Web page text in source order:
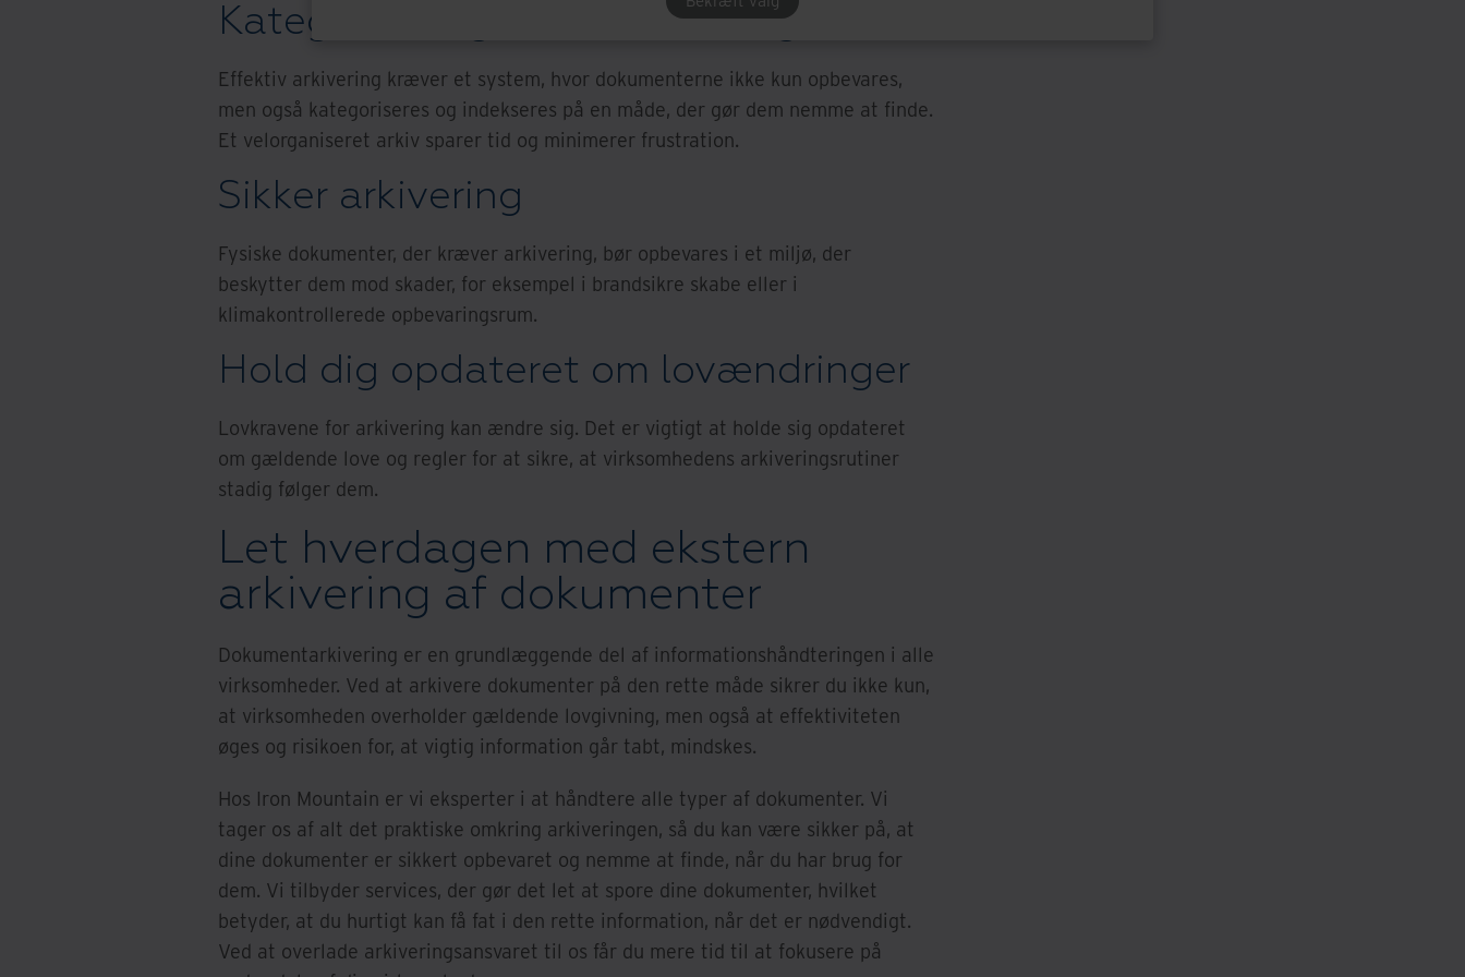
Kategorisering och indeksering
Effektiv arkivering kræver et system, hvor dokumenterne ikke kun opbevares,
men også kategoriseres og indekseres på en måde, der gør dem nemme at finde.
Et velorganiseret arkiv sparer tid og minimerer frustration.
Sikker arkivering
Fysiske dokumenter, der kræver arkivering, bør opbevares i et miljø, der
beskytter dem mod skader, for eksempel i brandsikre skabe eller i
klimakontrollerede opbevaringsrum.
Hold dig opdateret om lovændringer
Lovkravene for arkivering kan ændre sig. Det er vigtigt at holde sig opdateret
om gældende love og regler for at sikre, at virksomhedens arkiveringsrutiner
stadig følger dem.
Let hverdagen med ekstern
arkivering af dokumenter
Dokumentarkivering er en grundlæggende del af informationshåndteringen i alle
virksomheder. Ved at arkivere dokumenter på den rette måde sikrer du ikke kun,
at virksomheden overholder gældende lovgivning, men også at effektiviteten
øges og risikoen for, at vigtig information går tabt, mindskes.
Hos Iron Mountain er vi eksperter i at håndtere alle typer af dokumenter. Vi
tager os af alt det praktiske omkring arkiveringen, så du kan være sikker på, at
dine dokumenter er sikkert opbevaret og nemme at finde, når du har brug for
dem. Vi tilbyder services, der gør det let at spore dine dokumenter, hvilket
betyder, at du hurtigt kan få fat i den rette information, når det er nødvendigt.
Ved at overlade arkiveringsansvaret til os får du mere tid til at fokusere på